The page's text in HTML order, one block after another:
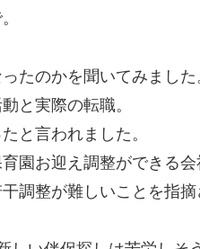
たのかを聞いてみました
と実際の転職。
と言われました。
園お迎え調整ができる
調整が難しいことを指摘